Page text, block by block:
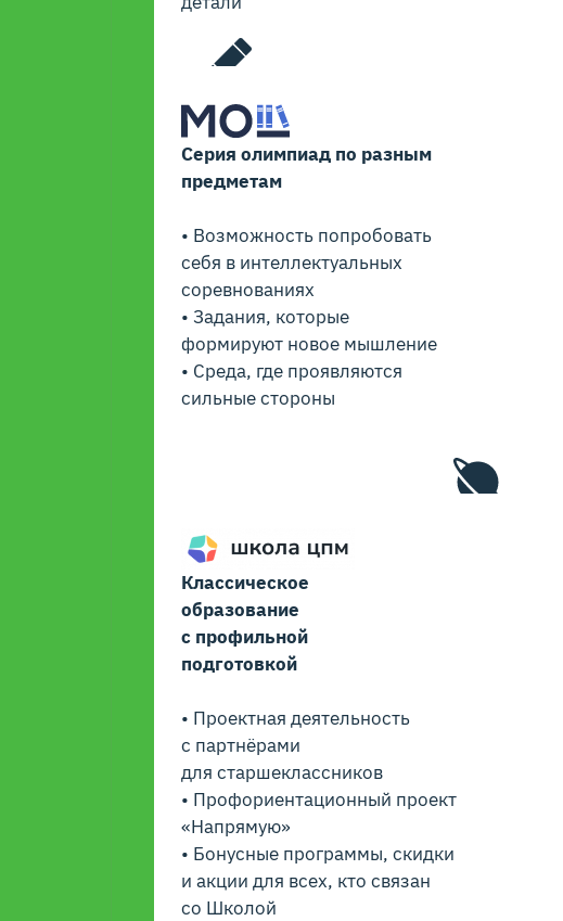
Серия олимпиад по разным
предметам
• Возможность попробовать
себя в интеллектуальных
соревнованиях
• Задания, которые
формируют новое мышление
• Среда, где проявляются
сильные стороны
Классическое
образование
с профильной
подготовкой
• Проектная деятельность
с партнёрами
для старшеклассников
• Профориентационный проект
«Напрямую»
• Бонусные программы, скидки
и акции для всех, кто связан
со Школой